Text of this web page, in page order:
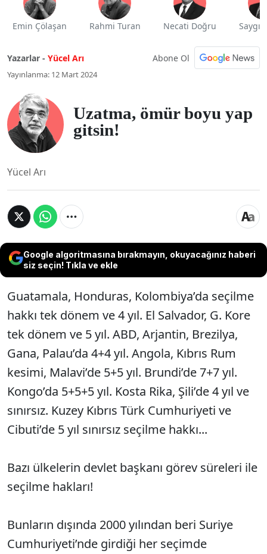
Emin Çölaşan Rahmi Turan Necati Doğru Saygı
Yazarlar - Yücel Arı Abone Ol
Yayınlanma: 12 Mart 2024
Uzatma, ömür boyu yap
gitsin!
Yücel Arı
Google algoritmasına bırakmayın, okuyacağınız haberi
siz seçin! Tıkla ve ekle
Guatamala, Honduras, Kolombiya’da seçilme
hakkı tek dönem ve 4 yıl. El Salvador, G. Kore
tek dönem ve 5 yıl. ABD, Arjantin, Brezilya,
Gana, Palau’da 4+4 yıl. Angola, Kıbrıs Rum
kesimi, Malavi’de 5+5 yıl. Brundi’de 7+7 yıl.
Kongo’da 5+5+5 yıl. Kosta Rika, Şili’de 4 yıl ve
sınırsız. Kuzey Kıbrıs Türk Cumhuriyeti ve
Cibuti’de 5 yıl sınırsız seçilme hakkı...
Bazı ülkelerin devlet başkanı görev süreleri ile
seçilme hakları!
Bunların dışında 2000 yılından beri Suriye
Cumhuriyeti’nde girdiği her seçimde